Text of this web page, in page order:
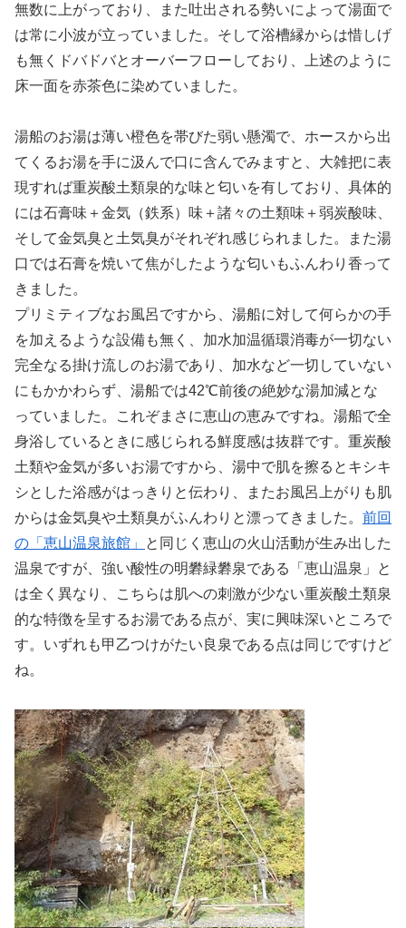
無数に上がっており、また吐出される勢いによって湯面で
は常に小波が立っていました。そして浴槽縁からは惜しげ
も無くドバドバとオーバーフローしており、上述のように
床一面を赤茶色に染めていました。
湯船のお湯は薄い橙色を帯びた弱い懸濁で、ホースから出
てくるお湯を手に汲んで口に含んでみますと、大雑把に表
現すれば重炭酸土類泉的な味と匂いを有しており、具体的
には石膏味＋金気（鉄系）味＋諸々の土類味＋弱炭酸味、
そして金気臭と土気臭がそれぞれ感じられました。また湯
口では石膏を焼いて焦がしたような匂いもふんわり香って
きました。
プリミティブなお風呂ですから、湯船に対して何らかの手
を加えるような設備も無く、加水加温循環消毒が一切ない
完全なる掛け流しのお湯であり、加水など一切していない
にもかかわらず、湯船では42℃前後の絶妙な湯加減とな
っていました。これぞまさに恵山の恵みですね。湯船で全
身浴しているときに感じられる鮮度感は抜群です。重炭酸
土類や金気が多いお湯ですから、湯中で肌を擦るとキシキ
シとした浴感がはっきりと伝わり、またお風呂上がりも肌
からは金気臭や土類臭がふんわりと漂ってきました。 前回
の「恵山温泉旅館」
と同じく恵山の火山活動が生み出した
温泉ですが、強い酸性の明礬緑礬泉である「恵山温泉」と
は全く異なり、こちらは肌への刺激が少ない重炭酸土類泉
的な特徴を呈するお湯である点が、実に興味深いところで
す。いずれも甲乙つけがたい良泉である点は同じですけど
ね。